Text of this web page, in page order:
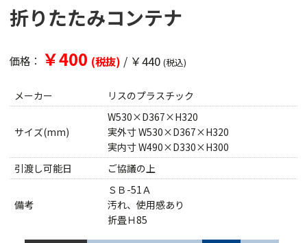
折りたたみコンテナ
価格： ￥400 (税抜) / ￥440 (税込)
メーカー リスのプラスチック
サイズ(mm)
W530×D367×H320
実外寸 W530×D367×H320
実内寸 W490×D330×H300
引渡し可能日
ご協議の上
備考
ＳＢ-51Ａ
汚れ、使用感あり
折畳Ｈ85